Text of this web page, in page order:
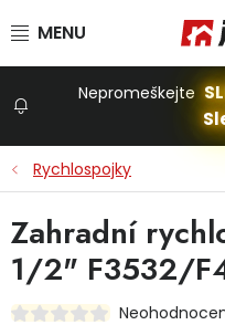
Stavba a dům
Nepromeškejte
Rychlospojky
Zahradní
1/2" F3532/